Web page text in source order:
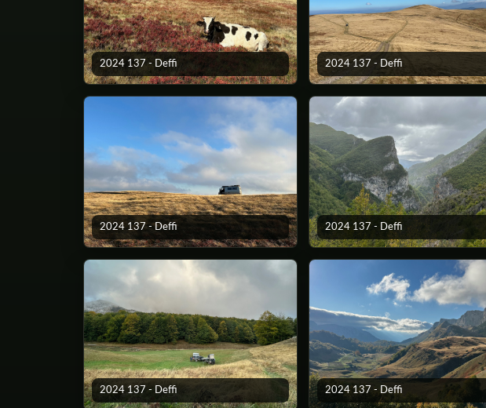
2024 137 - Deffi 2024 137 - Deffi
2024 137 - Deffi 2024 137 - Deffi
2024 137 - Deffi 2024 137 - Deffi